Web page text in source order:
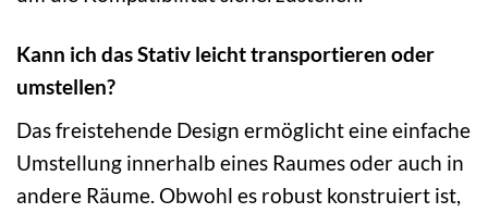
Kann ich das Stativ leicht transportieren oder
umstellen?
Das freistehende Design ermöglicht eine einfache
Umstellung innerhalb eines Raumes oder auch in
andere Räume. Obwohl es robust konstruiert ist,